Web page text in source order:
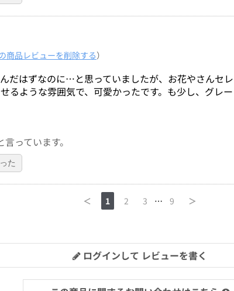
商品レビューを削除する）
だはずなのに…と思っていましたが、お花やさんセ
るような雰囲気で、可愛かったです。も少し、グレ
っています。
た
＜ 1 2 3 … 9 ＞
ログインして レビューを書く